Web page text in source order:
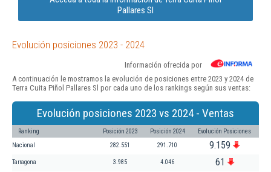
Pallares Sl
Evolución posiciones 2023 - 2024
Información ofrecida por
A continuación le mostramos la evolución de posiciones entre 2023 y 2024 de
Terra Cuita Piñol Pallares Sl por cada uno de los rankings según sus ventas:
Evolución posiciones 2023 vs 2024 - Ventas
Ranking Posición 2023 Posición 2024 Evolución Posiciones
Nacional 282.551 291.710 9.159
Tarragona 3.985 4.046 61